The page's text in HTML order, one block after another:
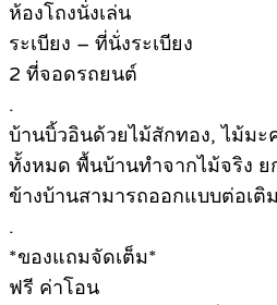
ห้องโถงนั่งเล่น
ระเบียง – ที่นั่งระเบียง
2 ที่จอดรถยนต์
.
บ้านบิ้วอินด้วยไม้สักทอง, ไม้ม
ทั้งหมด พื้นบ้านทำจากไม้จริง ย
ข้างบ้านสามารถออกแบบต่อเ
.
*ของแถมจัดเต็ม*
ฟรี ค่าโอน